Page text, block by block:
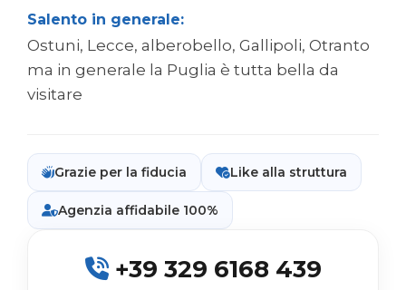
Salento in generale:
Ostuni, Lecce, alberobello, Gallipoli, Otranto
ma in generale la Puglia è tutta bella da
visitare
Grazie per la fiducia Like alla struttura
Agenzia affidabile 100%
+39 329 6168 439